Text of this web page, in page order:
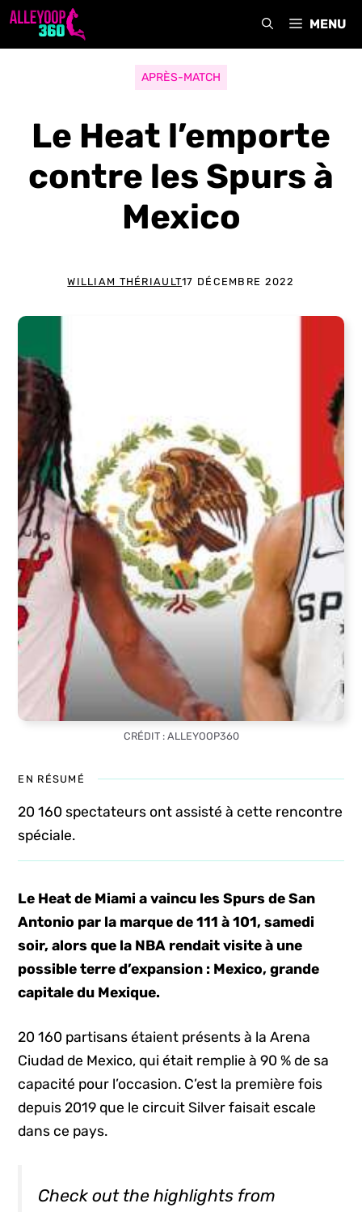
Aller
MENU
APRÈS-MATCH
Le Heat l’emporte
contre les Spurs à
Mexico
WILLIAM THÉRIAULT17 DÉCEMBRE 2022
CRÉDIT : ALLEYOOP360
EN RÉSUMÉ
20 160 spectateurs ont assisté à cette rencontre
spéciale.
Le Heat de Miami a vaincu les Spurs de San
Antonio par la marque de 111 à 101, samedi
soir, alors que la NBA rendait visite à une
possible terre d’expansion : Mexico, grande
capitale du Mexique.
20 160 partisans étaient présents à la Arena
Ciudad de Mexico, qui était remplie à 90 % de sa
capacité pour l’occasion. C’est la première fois
depuis 2019 que le circuit Silver faisait escale
dans ce pays.
Check out the highlights from